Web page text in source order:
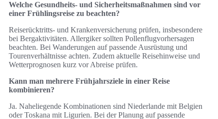
Welche Gesundheits- und Sicherheitsmaßnahmen sind vor
einer Frühlingsreise zu beachten?
Reiserücktritts- und Krankenversicherung prüfen, insbesondere
bei Bergaktivitäten. Allergiker sollten Pollenflugvorhersagen
beachten. Bei Wanderungen auf passende Ausrüstung und
Tourenverhältnisse achten. Zudem aktuelle Reisehinweise und
Wetterprognosen kurz vor Abreise prüfen.
Kann man mehrere Frühjahrsziele in einer Reise
kombinieren?
Ja. Naheliegende Kombinationen sind Niederlande mit Belgien
oder Toskana mit Ligurien. Bei der Planung auf passende